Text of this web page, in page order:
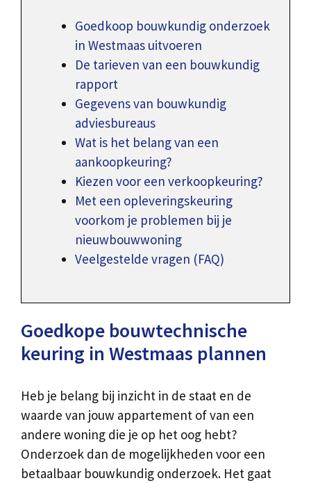
Goedkoop bouwkundig onderzoek
in Westmaas uitvoeren
De tarieven van een bouwkundig
rapport
Gegevens van bouwkundig
adviesbureaus
Wat is het belang van een
aankoopkeuring?
Kiezen voor een verkoopkeuring?
Met een opleveringskeuring
voorkom je problemen bij je
nieuwbouwwoning
Veelgestelde vragen (FAQ)
Goedkope bouwtechnische
keuring in Westmaas plannen
Heb je belang bij inzicht in de staat en de
waarde van jouw appartement of van een
andere woning die je op het oog hebt?
Onderzoek dan de mogelijkheden voor een
betaalbaar bouwkundig onderzoek. Het gaat